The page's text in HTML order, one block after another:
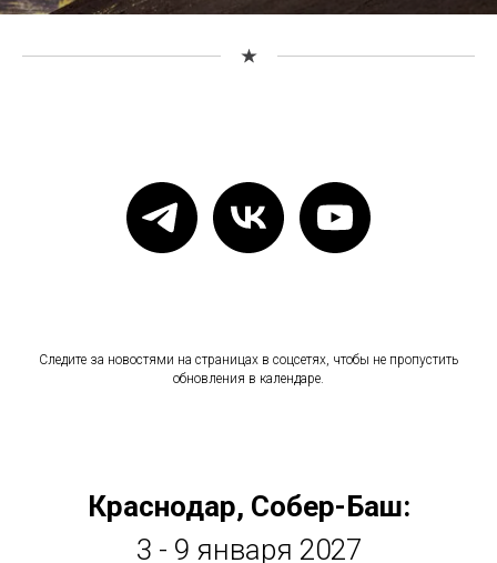
Следите за новостями на страницах в соцсетях, чтобы не пропустить
обновления в календаре.
Краснодар, Собер-Баш:
3 - 9 января 2027